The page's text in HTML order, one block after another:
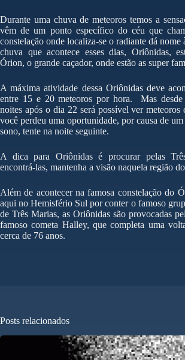
Durante uma chuva de meteoros temos a
vêm de um ponto específico do céu que
constelação onde localiza-se o radiante dá nome
chuva que acontece esses dias, Oriônidas,
Órion, o grande caçador, onde estão as super
A máxima atividade dessa Oriônidas deve
entre 15 e 20 meteoros por hora. Mas desde
noites após o dia 22 será possível ver meteoros
você perdeu uma oportunidade, por causa de
sono, tente na noite seguinte.
A dica para Oriônidas é procurar pelas
encontrá-las, mantenha a visão naquela região
Além de acontecer na famosa constelação do
aqui no Hemisfério Sul por conter o famoso
de Três Marias, as Oriônidas são provocadas
famoso cometa Halley, que completa uma
cerca de 76 anos.
Posts relacionados